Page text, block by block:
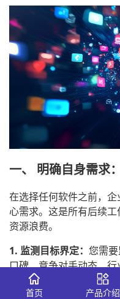
一、 明确自身需求
在选择任何软件之前，
心需求。这是所有后续
资源浪费。
1. 监测目标界定： 您需
口碑、竞争对手动态、
明确目标才能划定监测范
首页 产品介绍